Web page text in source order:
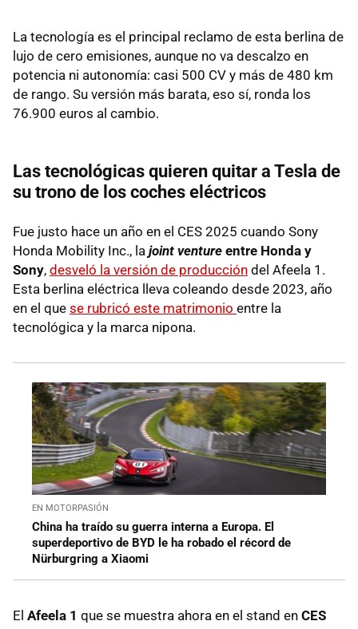
La tecnología es el principal reclamo de esta berlina de
lujo de cero emisiones, aunque no va descalzo en
potencia ni autonomía: casi 500 CV y más de 480 km
de rango. Su versión más barata, eso sí, ronda los
76.900 euros al cambio.
Las tecnológicas quieren quitar a Tesla de
su trono de los coches eléctricos
Fue justo hace un año en el CES 2025 cuando Sony
Honda Mobility Inc., la joint venture entre Honda y
Sony, desveló la versión de producción del Afeela 1.
Esta berlina eléctrica lleva coleando desde 2023, año
en el que se rubricó este matrimonio entre la
tecnológica y la marca nipona.
EN MOTORPASIÓN
China ha traído su guerra interna a Europa. El
superdeportivo de BYD le ha robado el récord de
Nürburgring a Xiaomi
El Afeela 1 que se muestra ahora en el stand en CES